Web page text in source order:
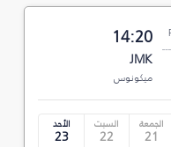
14:20
JMK
ميكونوس
الجمعة
21
السبت
22
الأحد
23